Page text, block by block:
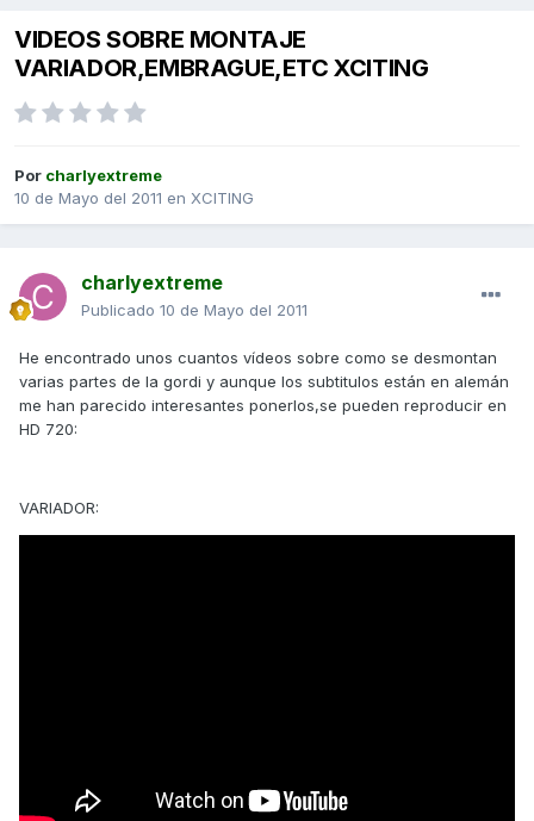
VIDEOS SOBRE MONTAJE
VARIADOR,EMBRAGUE,ETC XCITING
Por charlyextreme
10 de Mayo del 2011 en XCITING
charlyextreme
Publicado 10 de Mayo del 2011
He encontrado unos cuantos vídeos sobre como se desmontan
varias partes de la gordi y aunque los subtitulos están en alemán
me han parecido interesantes ponerlos,se pueden reproducir en
HD 720:
VARIADOR: